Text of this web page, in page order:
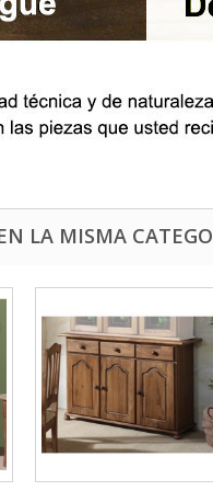
LA MISMA